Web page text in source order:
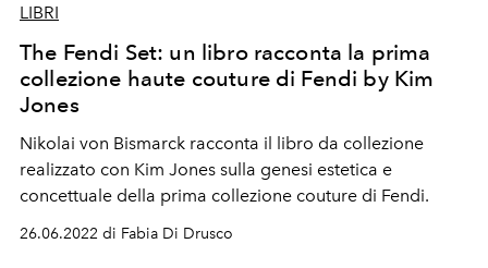
LIBRI
The Fendi Set: un libro racconta la prima
collezione haute couture di Fendi by Kim
Jones
Nikolai von Bismarck racconta il libro da collezione
realizzato con Kim Jones sulla genesi estetica e
concettuale della prima collezione couture di Fendi.
26.06.2022 di Fabia Di Drusco